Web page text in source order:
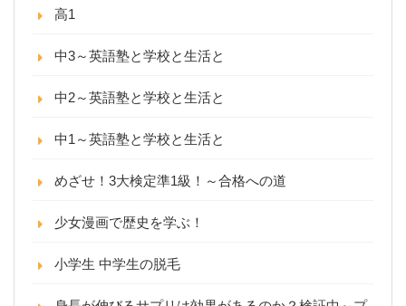
高1
中3～英語塾と学校と生活と
中2～英語塾と学校と生活と
中1～英語塾と学校と生活と
めざせ！3大検定準1級！～合格への道
少女漫画で歴史を学ぶ！
小学生 中学生の脱毛